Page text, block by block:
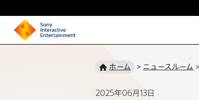
ホーム > ニュースルーム >
2025年06月13日